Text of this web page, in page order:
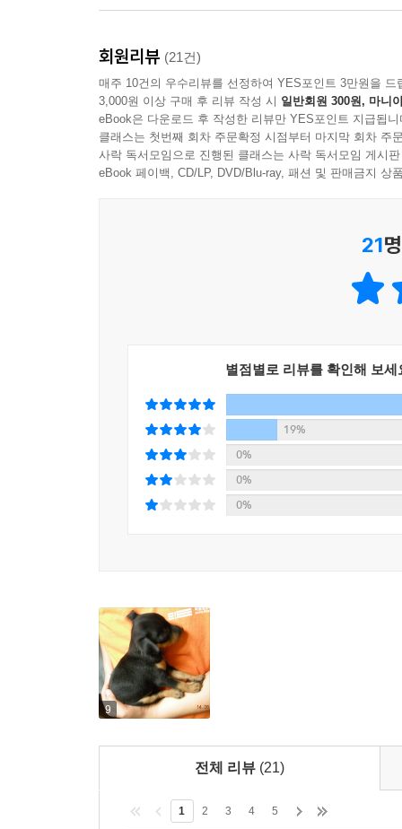
참, 한 가지 알려줄게 있는데 나는 아이들이 흘리
그러니 재미있게 책을 보다가 깜빡하고 침 흘리거
꼬불래용
윙~! 나는 까불래용의 친구, ‘꼬불래용’이야.
까불래용과 함께 세상 모든 궁금증과 호기심의 대
용이라는 뜻이잖아. 내 이름이 용으로 끝나는 이유
그러니까 놀리지 말고 내 이름을 잘 기억해 두렴.
호기심과 학습을 동시에 채울 수 있는 알찬 책
《독(dog)님만세》는 어린이들이 개에 대해 알
기발한 생각을 일깨워 줄 수 있는 내용으로 채워
어린이들에게 개에 대한 정보를 알려 주는 방법
높이도록 했다. 더구나 이들 내용은 사전식 설명
회원리뷰 (21건)
매주 10건의 우수리뷰를 선정하여 YES포인트 3만원을 드
3,000원 이상 구매 후 리뷰 작성 시 일반회원 300원, 마니
eBook은 다운로드 후 작성한 리뷰만 YES포인트 지급됩니
클래스는 첫번째 회차 주문확정 시점부터 마지막 회차 주
사락 독서모임으로 진행된 클래스는 사락 독서모임 게시
eBook 페이백, CD/LP, DVD/Blu-ray, 패션 및 판매금지 상
21
별점별로 리뷰를 확인해 보세
19%
0%
0%
0%
9
전체 리뷰 (21)
1 2 3 4 5